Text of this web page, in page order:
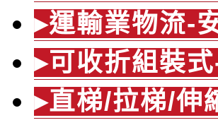
▸運輸業物流-
▸可收折組裝
▸直梯/拉梯/伸